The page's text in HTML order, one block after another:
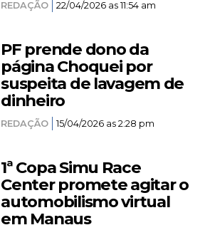
REDAÇÃO 22/04/2026 as 11:54 am
PF prende dono da
página Choquei por
suspeita de lavagem de
dinheiro
REDAÇÃO 15/04/2026 as 2:28 pm
1ª Copa Simu Race
Center promete agitar o
automobilismo virtual
em Manaus